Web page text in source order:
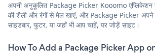
अपनी अनुकूलित Package Picker Kooomo एप्लिकेशन
की शैली और रंगों से मेल खाएं, और Package Picker अपने
साइडबार, फुटर, या जहाँ भी आप चाहें, पर जोड़ें साइट।
How To Add a Package Picker App